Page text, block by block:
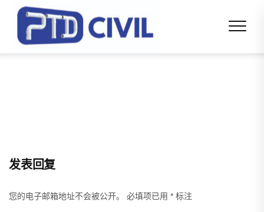
发表回复
您的电子邮箱地址不会被公开。 必填项已用 * 标注